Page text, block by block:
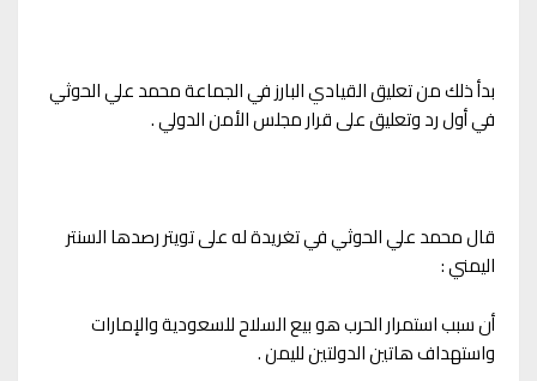
بدأ ذلك من تعليق القيادي البارز في الجماعة محمد علي الحوثي
في أول رد وتعليق على قرار مجلس الأمن الدولي .
قال محمد علي الحوثي في تغريدة له على تويتر رصدها السنتر
اليمني :
أن سبب استمرار الحرب هو بيع السلاح للسعودية والإمارات
واستهداف هاتين الدولتين لليمن .